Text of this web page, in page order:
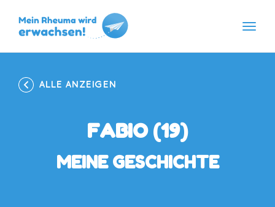
Skip
content
ALLE ANZEIGEN
FABIO (19)
MEINE GESCHICHTE